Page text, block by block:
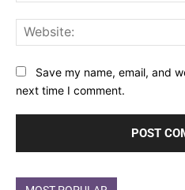
Save my name, email, and
next time I comment.